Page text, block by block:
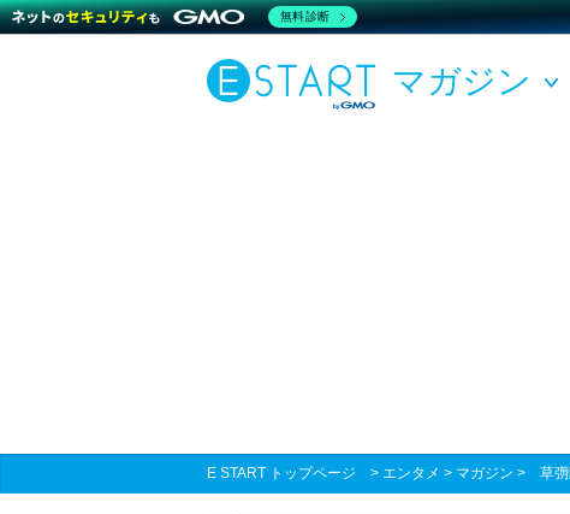
マガジン
E START トップページ > エンタメ > マガジン > 草
無料診断